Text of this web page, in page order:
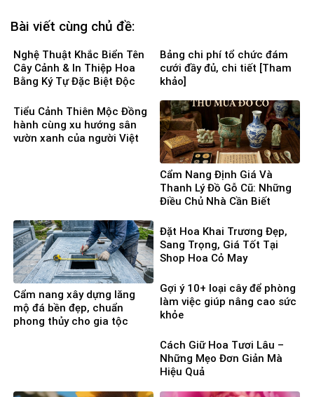
Bài viết cùng chủ đề:
Nghệ Thuật Khắc Biển Tên
Cây Cảnh & In Thiệp Hoa
Bằng Ký Tự Đặc Biệt Độc
Bảng chi phí tổ chức đám
cưới đầy đủ, chi tiết [Tham
khảo]
Tiểu Cảnh Thiên Mộc Đồng
hành cùng xu hướng sân
vườn xanh của người Việt
Cẩm Nang Định Giá Và
Thanh Lý Đồ Gỗ Cũ: Những
Điều Chủ Nhà Cần Biết
Cẩm nang xây dựng lăng
mộ đá bền đẹp, chuẩn
phong thủy cho gia tộc
Đặt Hoa Khai Trương Đẹp,
Sang Trọng, Giá Tốt Tại
Shop Hoa Cỏ May
Gợi ý 10+ loại cây để phòng
làm việc giúp nâng cao sức
khỏe
Cách Giữ Hoa Tươi Lâu –
Những Mẹo Đơn Giản Mà
Hiệu Quả